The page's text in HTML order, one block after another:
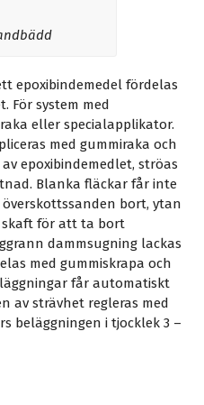
epoxibindemedel fördelas
För system med
eller specialapplikator.
med gummiraka och
epoxibindemedlet, ströas
Blanka fläckar får inte
bort, ytan
skaft för att ta bort
dammsugning lackas
med gummiskrapa och
får automatiskt
av strävhet regleras med
beläggningen i tjocklek 3 –